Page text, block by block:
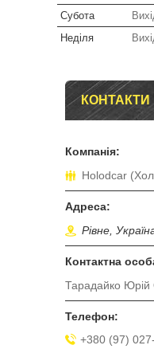
Субота
Неділя
КОНТАКТИ
Holodcar
Рівне,
Тарадайко Юрій
+380 (97)